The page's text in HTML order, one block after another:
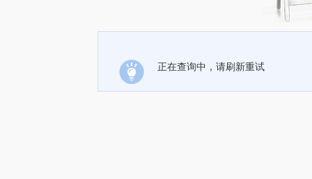
正在查询中，请刷新重试